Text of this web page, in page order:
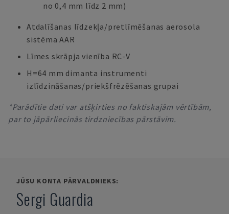
no 0,4 mm līdz 2 mm)
Atdalīšanas līdzekļa/pretlīmēšanas aerosola
sistēma AAR
Līmes skrāpja vienība RC-V
H=64 mm dimanta instrumenti
izlīdzināšanas/priekšfrēzēšanas grupai
*Parādītie dati var atšķirties no faktiskajām vērtībām,
par to jāpārliecinās tirdzniecības pārstāvim.
JŪSU KONTA PĀRVALDNIEKS:
Sergi Guardia